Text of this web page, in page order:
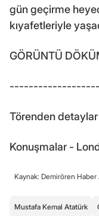
gün geçirme
kıyafetleriyle
GÖRÜNTÜ
Törenden detaylar
Konuşmalar -
Kaynak: Demirören Haber
Mustafa Kemal Atatürk